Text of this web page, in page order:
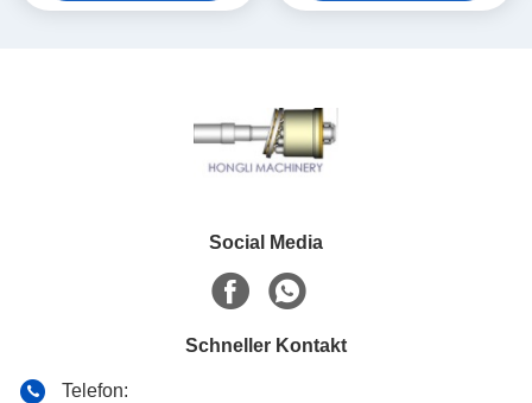
Social Media
Schneller Kontakt
Telefon: